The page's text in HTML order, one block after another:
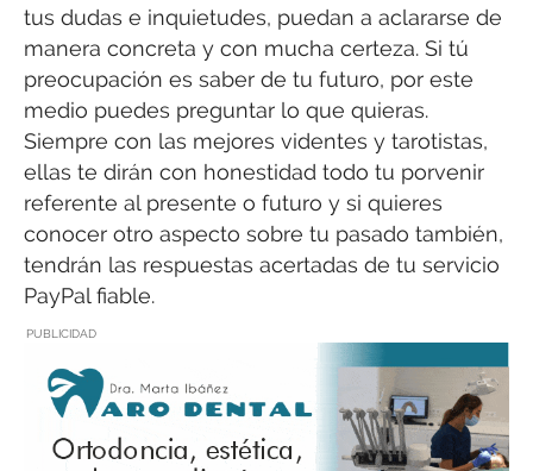
tus dudas e inquietudes, puedan a aclararse de
manera concreta y con mucha certeza. Si tú
preocupación es saber de tu futuro, por este
medio puedes preguntar lo que quieras.
Siempre con las mejores videntes y tarotistas,
ellas te dirán con honestidad todo tu porvenir
referente al presente o futuro y si quieres
conocer otro aspecto sobre tu pasado también,
tendrán las respuestas acertadas de tu servicio
PayPal fiable.
PUBLICIDAD